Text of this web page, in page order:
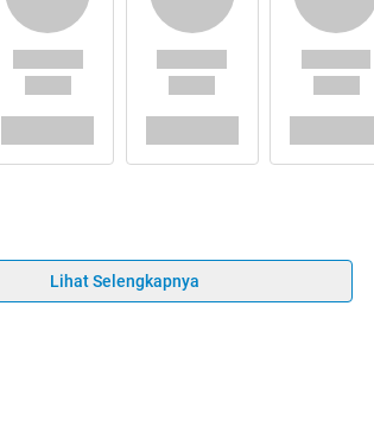
Lihat Selengkapnya